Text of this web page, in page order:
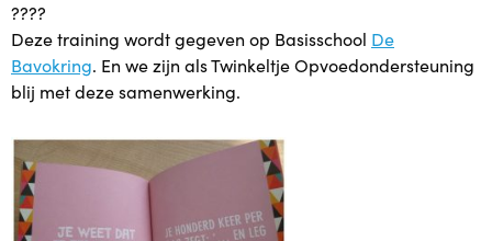
Opvoeden en Zo
Speel & Verbind® (invest in play)
????
Deze training wordt gegeven op Basisschool De
Bavokring. En we zijn als Twinkeltje Opvoedondersteuning
blij met deze samenwerking.